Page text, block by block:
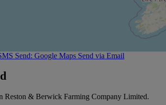
Send: Google Maps Send via Email
Reston & Berwick Farming Company Limited.